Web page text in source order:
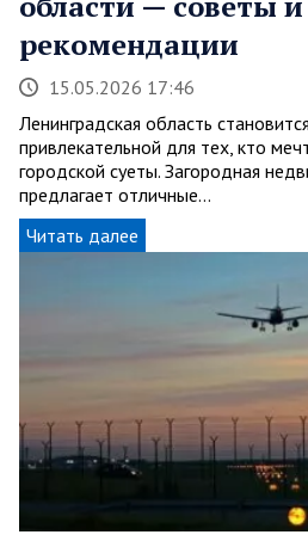
рекомендации
15.05.2026 17:46
Ленинградская область
привлекательной для тех, кто
городской суеты. Загородная
предлагает отличные…
Читать далее